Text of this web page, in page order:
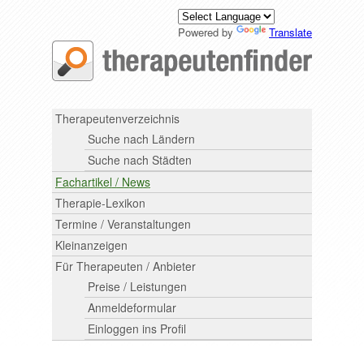
Powered by Translate
Therapeutenverzeichnis
Suche nach Ländern
Suche nach Städten
Fachartikel / News
Therapie-Lexikon
Termine / Veranstaltungen
Kleinanzeigen
Für Therapeuten / Anbieter
Preise / Leistungen
Anmeldeformular
Einloggen ins Profil